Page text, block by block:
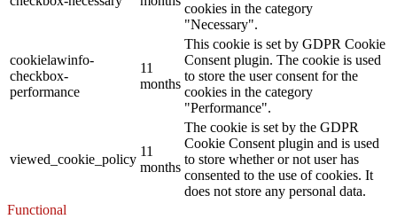
cookies in the category
"Necessary".
cookielawinfo-
checkbox-
performance
11
months
This cookie is set by GDPR Cookie
Consent plugin. The cookie is used
to store the user consent for the
cookies in the category
"Performance".
viewed_cookie_policy
11
months
The cookie is set by the GDPR
Cookie Consent plugin and is used
to store whether or not user has
consented to the use of cookies. It
does not store any personal data.
Functional